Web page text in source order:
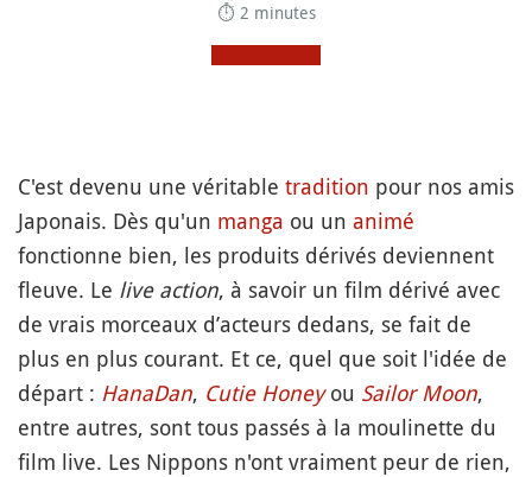
⏱ 2 minutes
C'est devenu une véritable tradition pour nos amis
Japonais. Dès qu'un manga ou un animé
fonctionne bien, les produits dérivés deviennent
fleuve. Le live action, à savoir un film dérivé avec
de vrais morceaux d’acteurs dedans, se fait de
plus en plus courant. Et ce, quel que soit l'idée de
départ : HanaDan, Cutie Honeyou Sailor Moon,
entre autres, sont tous passés à la moulinette du
film live. Les Nippons n'ont vraiment peur de rien,